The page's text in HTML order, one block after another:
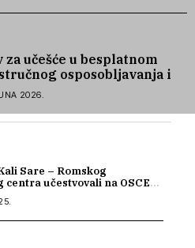
učešće u besplatnom
osposobljavanja i
2026.
Sare – Romskog
na OSCE